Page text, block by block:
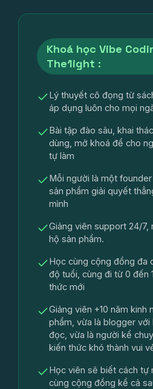
Khoá học Vibe
The1ight :
Lý thuyết cô đọng từ
áp dụng luôn cho mọi
Bài tập đào sâu, khai
dùng, mở khoá để cho
tự làm
Mỗi người là một
sản phẩm giải quyết
mình
Giảng viên support 24/7,
hộ sản phẩm.
Học cùng cộng đồng đa
độ tuổi, cùng đi từ 0 đến
thức mới
Giảng viên +10 năm kinh
phẩm, vừa là blogger
đọc, vừa là người kể
kiến thức khó thành vui
Học viên sẽ biết cách tự
cùng cộng đồng kể cả